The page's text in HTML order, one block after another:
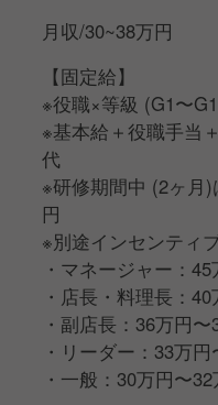
・振り込み日：翌25日
※役職×達成率による
・店長・料理長：3万
円
・副店長：1万円、
・リーダー：1万円、
円
【ボーナス】
1.対象
・全役職の正社員
2.条件
月収/30~38万円
【固定給】
※役職×等級 (G1〜
※基本給＋役職手当
代
※研修期間中 (2ヶ月
円
※別途インセンティ
・マネージャー：
・店長・料理長：
・副店長：36万円
・リーダー：33万
・一般：30万円〜